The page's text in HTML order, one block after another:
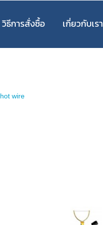
วิธีการสั่งซื้อ เกี่ยวกับเรา
hot wire